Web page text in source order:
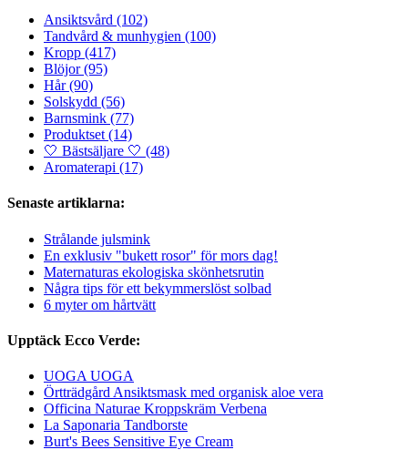
Ansiktsvård (102)
Tandvård & munhygien (100)
Kropp (417)
Blöjor(95)
Hår(90)
Solskydd (56)
Barnsmink (77)
Produktset (14)
🤍 Bästsäljare 🤍 (48)
Aromaterapi (17)
Senaste artiklarna:
Strålande julsmink
En exklusiv "bukett rosor" för mors dag!
Maternaturas ekologiska skönhetsrutin
Några tips för ett bekymmerslöst solbad
6 myter om hårtvätt
Upptäck Ecco Verde:
UOGA UOGA
Örtträdgård Ansiktsmask med organisk aloe vera
Officina Naturae Kroppskräm Verbena
La Saponaria Tandborste
Burt's Bees Sensitive Eye Cream